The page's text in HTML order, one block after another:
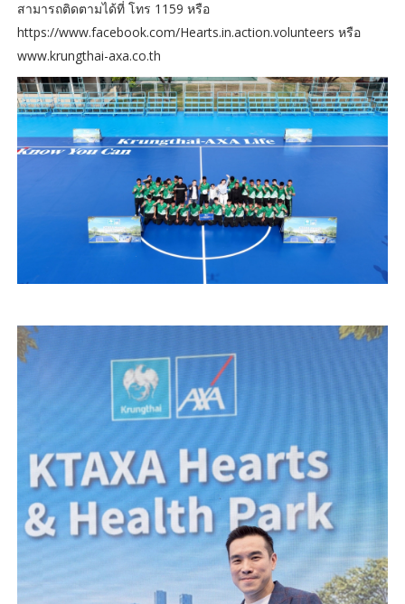
สามารถติดตามได้ที่ โทร 1159 หรือ
https://www.facebook.com/Hearts.in.action.volunteers หรือ
www.krungthai-axa.co.th